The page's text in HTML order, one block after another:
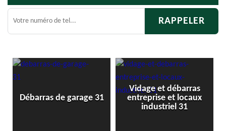
Débarras de garage 31
Vidage et débarras
entreprise et locaux
industriel 31